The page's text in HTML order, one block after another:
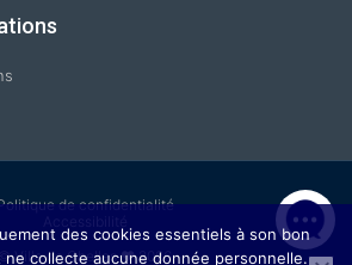
de confidentialité
Ville de Chelles ❤ 2026
des cookies essentiels à son bon
collecte aucune donnée personnelle.